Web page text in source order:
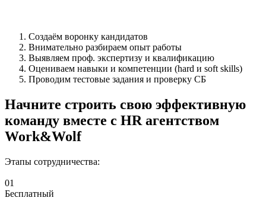
Создаём воронку кандидатов
Внимательно разбираем опыт работы
Выявляем проф. экспертизу и квалификацию
Оцениваем навыки и компетенции (hard и soft skills)
Проводим тестовые задания и проверку СБ
Начните строить свою эффективную
команду вместе с HR агентством
Work&Wolf
Этапы сотрудничества:
01
Бесплатный